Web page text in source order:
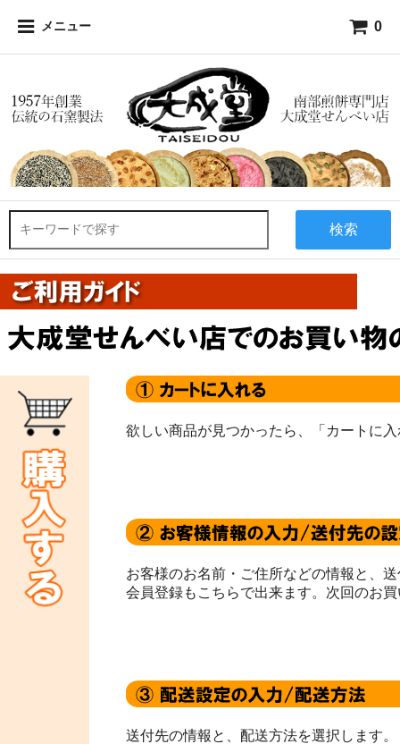
メニュー 0
検索
欲しい商品が見つかったら、「カートに
お客様のお名前・ご住所などの情報と、
会員登録もこちらで出来ます。次回のお
送付先の情報と、配送方法を選択します。